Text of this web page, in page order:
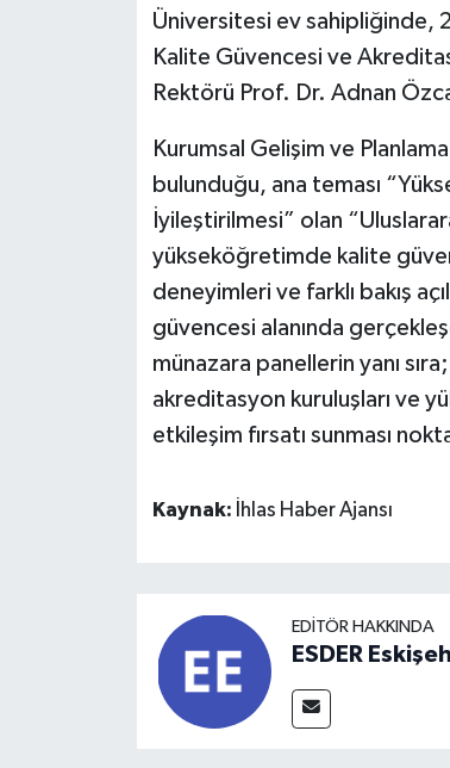
Üniversitesi ev sahipliğinde,
Kalite Güvencesi ve
Rektörü Prof. Dr. Adnan
Kurumsal Gelişim ve
bulunduğu, ana teması
İyileştirilmesi” olan
yükseköğretimde kalite
deneyimleri ve farklı bakış
güvencesi alanında
münazara panellerin yanı
akreditasyon kuruluşları ve
etkileşim fırsatı sunması
Kaynak: İhlas Haber Ajansı
EDITÖR HAKKINDA
ESDER